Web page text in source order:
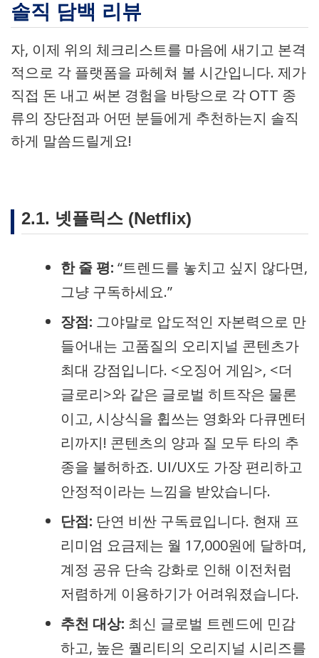
솔직 담백 리뷰
자, 이제 위의 체크리스트를 마음에 새기고 본격
적으로 각 플랫폼을 파헤쳐 볼 시간입니다. 제가
직접 돈 내고 써본 경험을 바탕으로 각 OTT 종
류의 장단점과 어떤 분들에게 추천하는지 솔직
하게 말씀드릴게요!
2.1. 넷플릭스 (Netflix)
한 줄 평: “트렌드를 놓치고 싶지 않다면,
그냥 구독하세요.”
장점: 그야말로 압도적인 자본력으로 만
들어내는 고품질의 오리지널 콘텐츠가
최대 강점입니다. <오징어 게임>, <더
글로리>와 같은 글로벌 히트작은 물론
이고, 시상식을 휩쓰는 영화와 다큐멘터
리까지! 콘텐츠의 양과 질 모두 타의 추
종을 불허하죠. UI/UX도 가장 편리하고
안정적이라는 느낌을 받았습니다.
단점: 단연 비싼 구독료입니다. 현재 프
리미엄 요금제는 월 17,000원에 달하며,
계정 공유 단속 강화로 인해 이전처럼
저렴하게 이용하기가 어려워졌습니다.
추천 대상: 최신 글로벌 트렌드에 민감
하고, 높은 퀄리티의 오리지널 시리즈를